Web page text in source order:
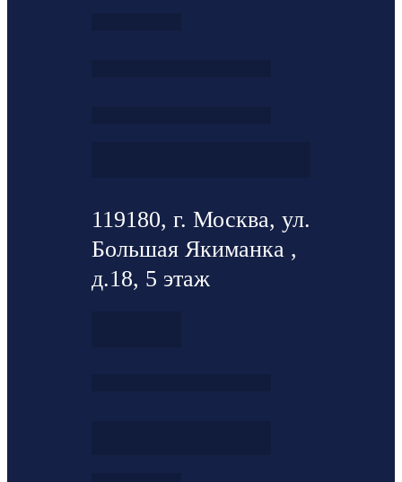
119180, г. Москва, ул.
Большая Якиманка ,
д.18, 5 этаж